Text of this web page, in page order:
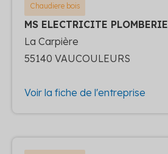
Chaudiere bois
MS ELECTRICITE PLOMBERIE
La Carpière
55140 VAUCOULEURS
Voir la fiche de l'entreprise